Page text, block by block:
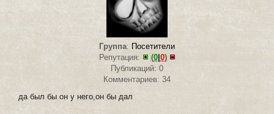
Группа: Посетители
Репутация:
(0|0)
Публикаций: 0
Комментариев: 34
да был бы он у него,он бы дал